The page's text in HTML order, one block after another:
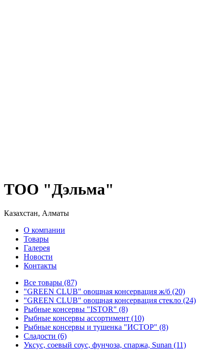
ТОО "Дэльма"
Казахстан, Алматы
О компании
Товары
Галерея
Новости
Контакты
Все товары (87)
"GREEN CLUB" овощная консервация ж/б (20)
"GREEN CLUB" овощная консервация стекло (24)
Рыбные консервы "ISTOR" (8)
Рыбные консервы ассортимент (10)
Рыбные консервы и тушенка "ИСТОР" (8)
Сладости (6)
Уксус, соевый соус, фунчоза, спаржа, Sunan (11)